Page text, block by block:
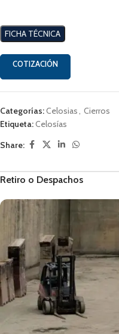
FICHA TÉCNICA
COTIZACIÓN
Categorías:Celosias, Cierros
Etiqueta:Celosías
Share:
Retiro o Despachos